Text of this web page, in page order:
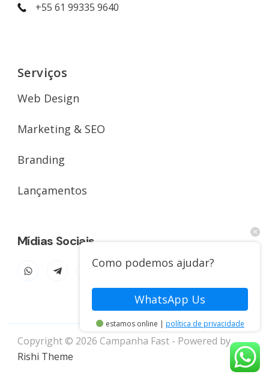
+55 61 99335 9640
Serviços
Web Design
Marketing & SEO
Branding
Lançamentos
Mídias Sociais
Copyright © 2026 Campanha Fast - Powered by
Rishi Theme
Como podemos ajudar?
WhatsApp Us
estamos online | política de privacidade